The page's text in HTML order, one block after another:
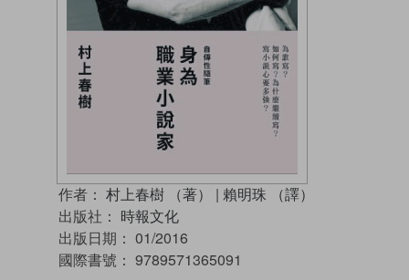
作者： 村上春樹 （著） | 賴明珠 （譯）
出版社： 時報文化
出版日期： 01/2016
國際書號： 9789571365091